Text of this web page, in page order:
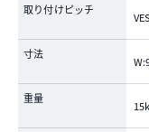
取り付けピッチ
寸法
重量